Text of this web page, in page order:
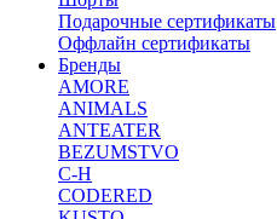
Подарочные сертификаты
Оффлайн сертификаты
Бренды
AMORE
ANIMALS
ANTEATER
BEZUMSTVO
C-H
CODERED